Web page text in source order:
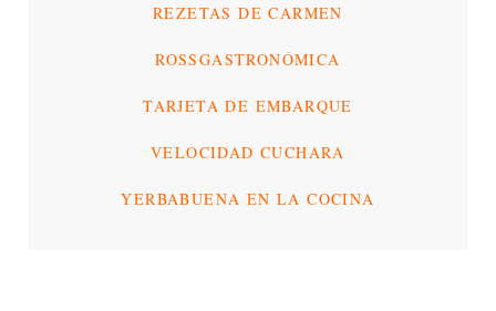
REZETAS DE CARMEN
ROSSGASTRONÓMICA
TARJETA DE EMBARQUE
VELOCIDAD CUCHARA
YERBABUENA EN LA COCINA